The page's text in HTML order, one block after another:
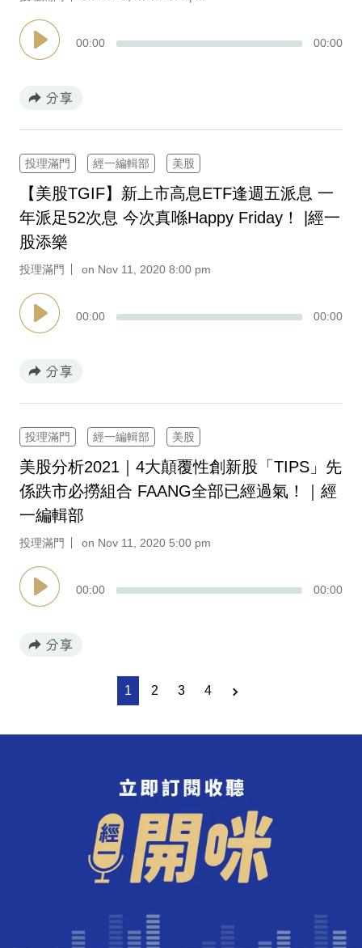
00:00 00:00
投理滿門 經一編輯部 美股
【美股TGIF】新上市高息ETF逢週五派息 一
年派足52次息 今次真喺Happy Friday！ |經一
股添樂
投理滿門 on Nov 11, 2020 8:00 pm
00:00 00:00
投理滿門 經一編輯部 美股
美股分析2021｜4大顛覆性創新股「TIPS」先
係跌市必撈組合 FAANG全部已經過氣！｜經
一編輯部
投理滿門 on Nov 11, 2020 5:00 pm
00:00 00:00
1 2 3 4